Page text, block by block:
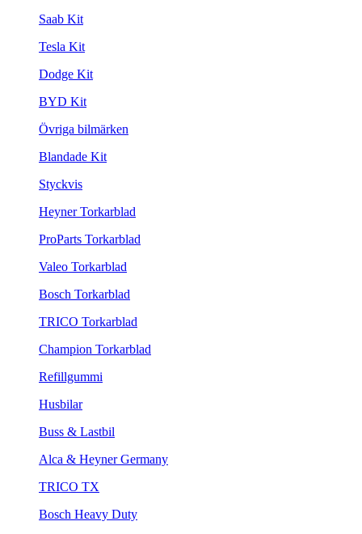
Saab Kit
Tesla Kit
Dodge Kit
BYD Kit
Övriga bilmärken
Blandade Kit
Styckvis
Heyner Torkarblad
ProParts Torkarblad
Valeo Torkarblad
Bosch Torkarblad
TRICO Torkarblad
Champion Torkarblad
Refillgummi
Husbilar
Buss & Lastbil
Alca & Heyner Germany
TRICO TX
Bosch Heavy Duty